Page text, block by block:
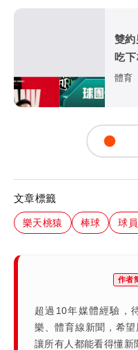
雙
吃
超暖
體育
文章標籤
樂天桃猿 棒球 球
作者
超過10年媒體經驗，
樂、體育線新聞，希
讓所有人都能看得懂新